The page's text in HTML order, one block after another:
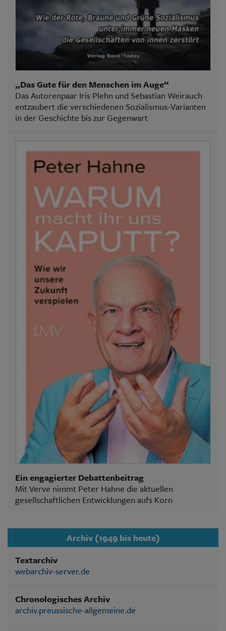
„Das Gute für den Menschen im Auge“
Das Autorenpaar Iris Plehn und Sebastian Weirauch
entzaubert die verschiedenen Sozialismus-Varianten
in der Geschichte bis zur Gegenwart
Ein engagierter Debattenbeitrag
Mit Verve nimmt Peter Hahne die aktuellen
gesellschaftlichen Entwicklungen aufs Korn
Archiv (1949 bis heute)
Textarchiv
webarchiv-server.de
Chronologisches Archiv
archiv.preussische-allgemeine.de